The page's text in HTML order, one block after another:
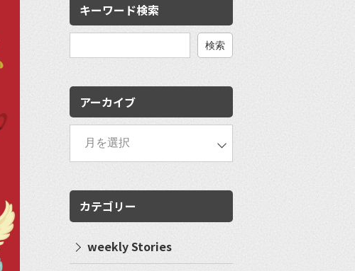
キーワード検索
検
アーカイブ
カテゴリー
weekly Stories